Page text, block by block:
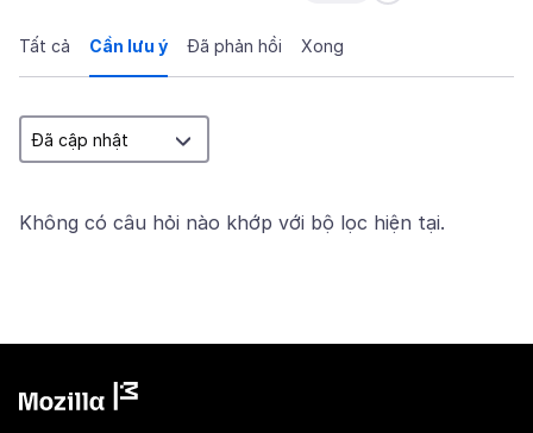
Tất cả Cần lưu ý Đã phản hồi Xong
Không có câu hỏi nào khớp với bộ lọc hiện tại.